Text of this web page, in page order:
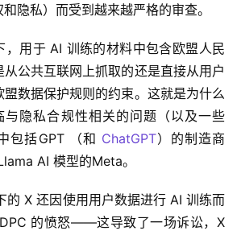
隐私）而受到越来越严格的审查。
，用于 AI 训练的材料中包含欧盟人民
公共互联网上抓取的还是直接从用户
数据保护规则的约束。这就是为什么
隐私合规性相关的问题（以及一些
包括GPT （和 ChatGPT）的制造商
AI 模型的Meta。
的 X 还因使用用户数据进行 AI 训练而
的愤怒——这导致了一场诉讼，X